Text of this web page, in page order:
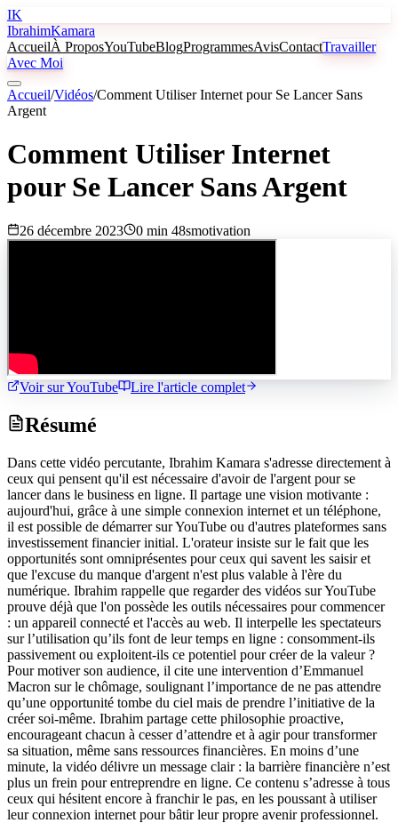
IK
IbrahimKamara
AccueilÀ ProposYouTubeBlogProgrammesAvisContactTravailler
Avec Moi
Accueil/Vidéos/Comment Utiliser Internet pour Se Lancer Sans
Argent
Comment Utiliser Internet
pour Se Lancer Sans Argent
26 décembre 2023 0 min 48smotivation
Voir sur YouTube Lire l'article complet
Résumé
Dans cette vidéo percutante, Ibrahim Kamara s'adresse directement à
ceux qui pensent qu'il est nécessaire d'avoir de l'argent pour se
lancer dans le business en ligne. Il partage une vision motivante :
aujourd'hui, grâce à une simple connexion internet et un téléphone,
il est possible de démarrer sur YouTube ou d'autres plateformes sans
investissement financier initial. L'orateur insiste sur le fait que les
opportunités sont omniprésentes pour ceux qui savent les saisir et
que l'excuse du manque d'argent n'est plus valable à l'ère du
numérique. Ibrahim rappelle que regarder des vidéos sur YouTube
prouve déjà que l'on possède les outils nécessaires pour commencer
: un appareil connecté et l'accès au web. Il interpelle les spectateurs
sur l’utilisation qu’ils font de leur temps en ligne : consomment-ils
passivement ou exploitent-ils ce potentiel pour créer de la valeur ?
Pour motiver son audience, il cite une intervention d’Emmanuel
Macron sur le chômage, soulignant l’importance de ne pas attendre
qu’une opportunité tombe du ciel mais de prendre l’initiative de la
créer soi-même. Ibrahim partage cette philosophie proactive,
encourageant chacun à cesser d’attendre et à agir pour transformer
sa situation, même sans ressources financières. En moins d’une
minute, la vidéo délivre un message clair : la barrière financière n’est
plus un frein pour entreprendre en ligne. Ce contenu s’adresse à tous
ceux qui hésitent encore à franchir le pas, en les poussant à utiliser
leur connexion internet pour bâtir leur propre avenir professionnel.